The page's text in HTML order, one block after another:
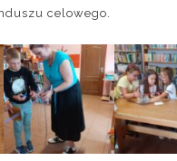
celowego.